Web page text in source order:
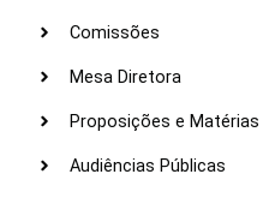
Comissões
Mesa Diretora
Proposições e Matérias
Audiências Públicas